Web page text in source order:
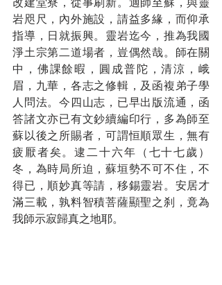
岩咫尺，內外施設，請益多緣，而仰承
指導，日就振興。靈岩迄今，推為我國
淨土宗第二道場者，豈偶然哉。師在關
中，佛課餘暇，圓成普陀，清涼，峨
眉，九華，各志之修輯，及函複弟子學
人問法。今四山志，已早出版流通，函
答諸文亦已有文鈔續編印行，多為師至
蘇以後之所賜者，可謂恒順眾生，無有
疲厭者矣。逮二十六年（七十七歲）
冬，為時局所迫，蘇垣勢不可不住，不
得已，順妙真等請，移錫靈岩。安居才
滿三載，孰料智積菩薩顯聖之刹，竟為
我師示寂歸真之地耶。